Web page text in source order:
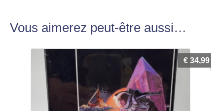
Vous aimerez peut-être aussi…
€ 34,99